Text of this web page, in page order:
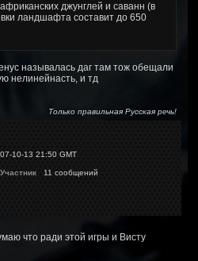
джунглей и саванн (в
ландшафта составит до 650
называлась даг там тож обещали
нелинейнасть, и тд
Только правильная Русская речь!
10-13 21:50 GMT
Участник 11 сообщений
что ради этой игры и Висту